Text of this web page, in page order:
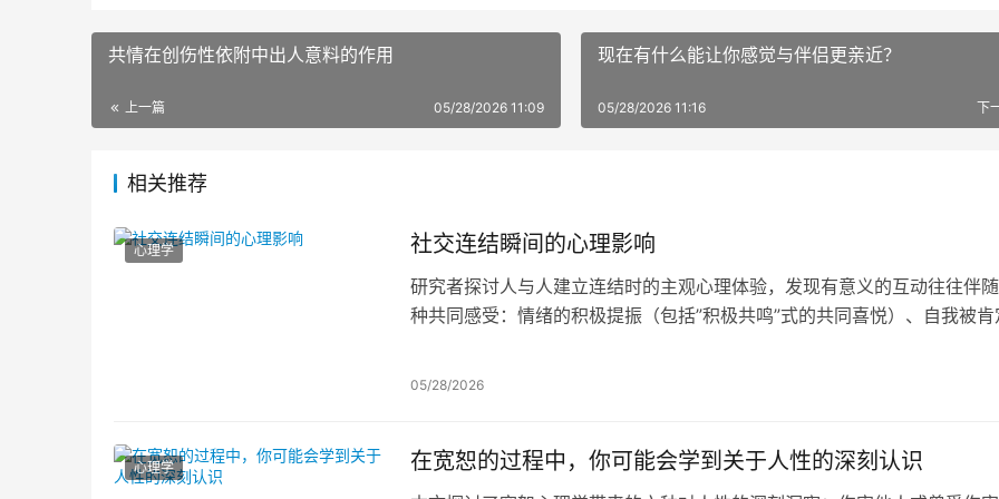
共情在创伤性依附中出人意料的作用
上一篇 05/28/2026 11:09
现在有什么能让你感觉与伴侣更亲近？
下
05/28/2026 11:16
相关推荐
心理学 社交连结瞬间的心理影响
研究者探讨人与人建立连结时的主观心理体验，发现有意义的互动往往伴
种共同感受：情绪的积极提振（包括”积极共鸣”式的共同喜悦）、自我被肯
05/28/2026
心理学 在宽恕的过程中，你可能会学到关于人性的深刻认识